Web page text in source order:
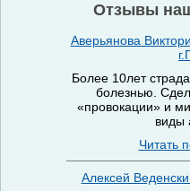
Отзывы
Аверьянова
Более 10лет
болезнью.
«провокации» и
виды
Читать
Алексей